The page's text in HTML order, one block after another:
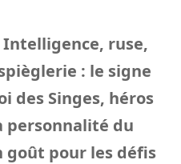
Intelligence, ruse,
: le signe
des Singes, héros
personnalité du
goût pour les défis